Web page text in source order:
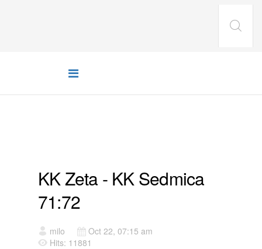
KK Zeta - KK Sedmica
71:72
milo
Oct 22, 07:15 am
Hits: 11881